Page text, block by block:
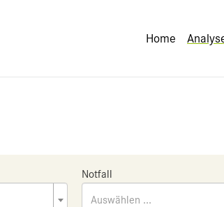
Home
Notfall
Auswählen ...